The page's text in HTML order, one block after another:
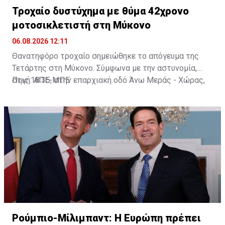
Τροχαίο δυστύχημα με θύμα 42χρονο
μοτοσικλετιστή στη Μύκονο
06.08.2026 12:11
Θανατηφόρο τροχαίο σημειώθηκε το απόγευμα της
Τετάρτης στη Μύκονο. Σύμφωνα με την αστυνομία,
στις 18:35, στην επαρχιακή οδό Άνω Μεράς - Χώρας,
συγκρούστηκε με Ι.Χ. αυτοκίνητο που οδηγούσε
25χρονος. Από τη σύγκρουση ο 42χρονος
τραυματίστηκε θανάσιμα. Τα αίτια του δυστυχήματος
διερευνώνται από την Υποδιεύθυνση Αστυνομίας
Μυκόνου.
Πηγή: ΑΠΕ-ΜΠΕ
Ρούμπιο-Μίλιμπαντ: Η Ευρώπη πρέπει